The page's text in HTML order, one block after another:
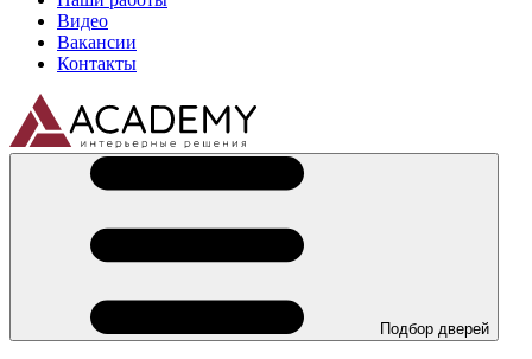
Видео
Вакансии
Контакты
Подбор дверей